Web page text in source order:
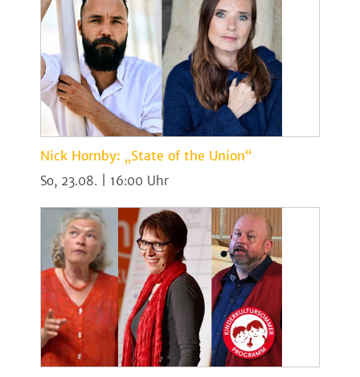
Nick Hornby: „State of the Union“
So, 23.08. | 16:00